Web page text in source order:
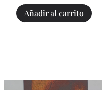
Añadir al carrito